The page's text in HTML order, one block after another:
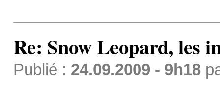
Re: Snow Leopard, les
Publié : 24.09.2009 - 9h18